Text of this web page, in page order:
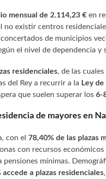
mensual de 2.114,23 € en
no existir centros
de municipios
el nivel de dependencia y
residenciales, de las cuales
del Rey a recurrir a la Ley
que suelen superar los 6-
de mayores en
con el 78,40% de las plazas
con recursos
pensiones mínimas.
accede a plazas residenciales